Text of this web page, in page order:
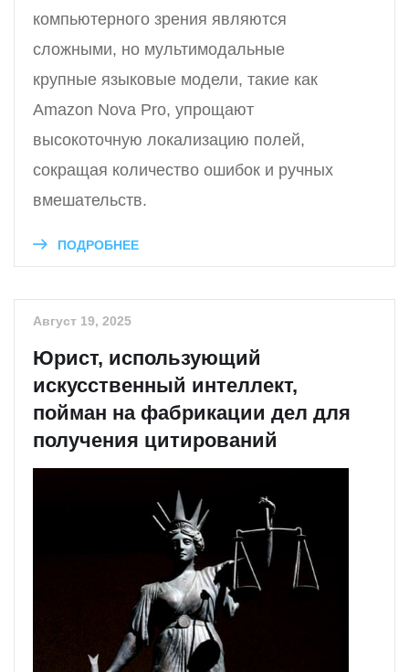
компьютерного зрения являются
сложными, но мультимодальные
крупные языковые модели, такие как
Amazon Nova Pro, упрощают
высокоточную локализацию полей,
сокращая количество ошибок и ручных
вмешательств.
ПОДРОБНЕЕ
Август 19, 2025
Юрист, использующий
искусственный интеллект,
пойман на фабрикации дел для
получения цитирований